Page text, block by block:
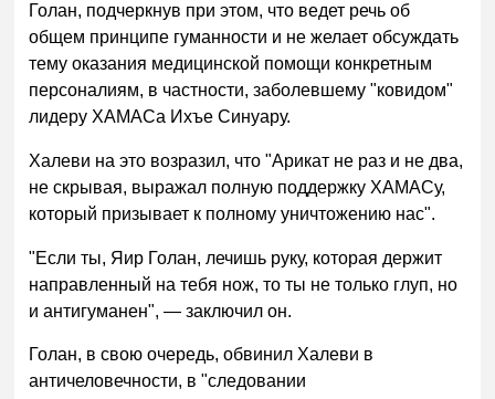
Голан, подчеркнув при этом, что ведет речь об
общем принципе гуманности и не желает обсуждать
тему оказания медицинской помощи конкретным
персоналиям, в частности, заболевшему "ковидом"
лидеру ХАМАСа Ихъе Синуару.
Халеви на это возразил, что "Арикат не раз и не два,
не скрывая, выражал полную поддержку ХАМАСу,
который призывает к полному уничтожению нас".
"Если ты, Яир Голан, лечишь руку, которая держит
направленный на тебя нож, то ты не только глуп, но
и антигуманен", — заключил он.
Голан, в свою очередь, обвинил Халеви в
античеловечности, в "следовании